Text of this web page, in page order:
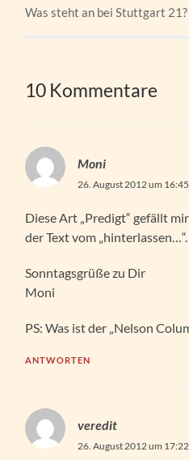
Was steht an bei Stuttgart 21?
10 Kommentare
Moni
26. August 2012 um
Diese Art „Predigt“ gefällt
der Text vom
Sonntagsgrüße zu Dir
Moni
PS: Was ist der „Nelson
ANTWORTEN
veredit
26. August 2012 um